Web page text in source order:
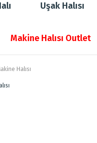
Uşak Halısı
Makine Halısı Outlet
Halısı